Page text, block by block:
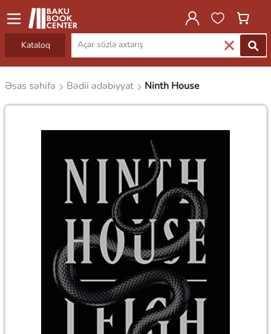
Kataloq
Əsas səhifə Bədii ədəbiyyat Ninth House